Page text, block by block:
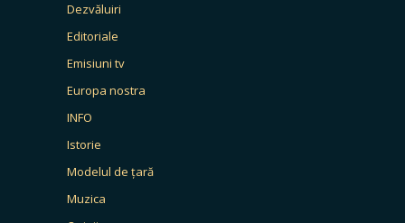
Dezvăluiri
Editoriale
Emisiuni tv
Europa nostra
INFO
Istorie
Modelul de țară
Muzica